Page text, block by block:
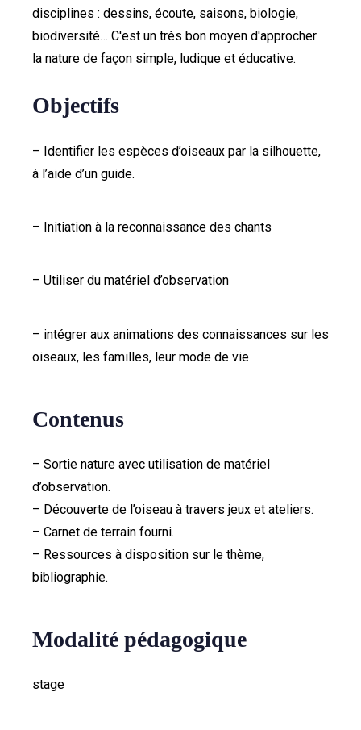
disciplines : dessins, écoute, saisons, biologie,
biodiversité… C'est un très bon moyen d'approcher
la nature de façon simple, ludique et éducative.
Objectifs
– Identifier les espèces d’oiseaux par la silhouette,
à l’aide d’un guide.
– Initiation à la reconnaissance des chants
– Utiliser du matériel d’observation
– intégrer aux animations des connaissances sur les
oiseaux, les familles, leur mode de vie
Contenus
– Sortie nature avec utilisation de matériel
d’observation.
– Découverte de l’oiseau à travers jeux et ateliers.
– Carnet de terrain fourni.
– Ressources à disposition sur le thème,
bibliographie.
Modalité pédagogique
stage